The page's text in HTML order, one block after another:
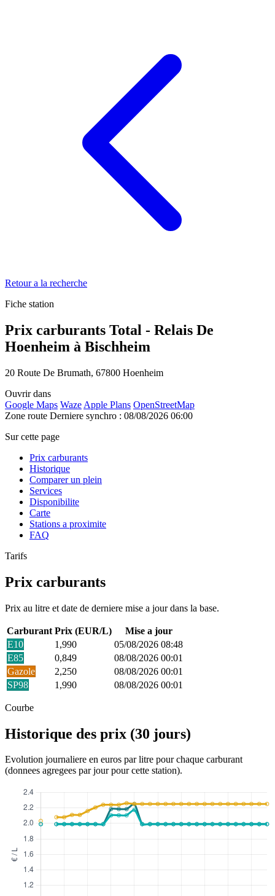
Retour a la recherche
Fiche station
Prix carburants Total - Relais De
Hoenheim à Bischheim
20 Route De Brumath, 67800 Hoenheim
Ouvrir dans
Google Maps Waze Apple Plans OpenStreetMap
Zone route Derniere synchro : 08/08/2026 06:00
Sur cette page
Prix carburants
Historique
Comparer un plein
Services
Disponibilite
Carte
Stations a proximite
FAQ
Tarifs
Prix carburants
Prix au litre et date de derniere mise a jour dans la base.
Carburant Prix (EUR/L)
Mise a jour
E10
1,990
05/08/2026 08:48
E85
0,849
08/08/2026 00:01
Gazole
2,250
08/08/2026 00:01
SP98
1,990 08/08/2026 00:01
Courbe
Historique des prix (30 jours)
Evolution journaliere en euros par litre pour chaque carburant
(donnees agregees par jour pour cette station).